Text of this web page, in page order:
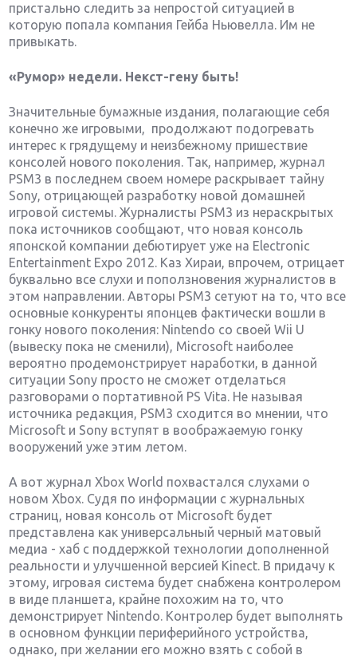
пристально следить за непростой ситуацией в
которую попала компания Гейба Ньювелла. Им не
привыкать.
«Румор» недели. Некст-гену быть!
Значительные бумажные издания, полагающие себя
конечно же игровыми, продолжают подогревать
интерес к грядущему и неизбежному пришествие
консолей нового поколения. Так, например, журнал
PSM3 в последнем своем номере раскрывает тайну
Sony, отрицающей разработку новой домашней
игровой системы. Журналисты PSM3 из нераскрытых
пока источников сообщают, что новая консоль
японской компании дебютирует уже на Electronic
Entertainment Expo 2012. Каз Хираи, впрочем, отрицает
буквально все слухи и поползновения журналистов в
этом направлении. Авторы PSM3 сетуют на то, что все
основные конкуренты японцев фактически вошли в
гонку нового поколения: Nintendo со своей Wii U
(вывеску пока не сменили), Microsoft наиболее
вероятно продемонстрирует наработки, в данной
ситуации Sony просто не сможет отделаться
разговорами о портативной PS Vita. Не называя
источника редакция, PSM3 сходится во мнении, что
Microsoft и Sony вступят в воображаемую гонку
вооружений уже этим летом.
А вот журнал Xbox World похвастался слухами о
новом Xbox. Судя по информации с журнальных
страниц, новая консоль от Microsoft будет
представлена как универсальный черный матовый
медиа - хаб с поддержкой технологии дополненной
реальности и улучшенной версией Kinect. В придачу к
этому, игровая система будет снабжена контролером
в виде планшета, крайне похожим на то, что
демонстрирует Nintendo. Контролер будет выполнять
в основном функции периферийного устройства,
однако, при желании его можно взять с собой в